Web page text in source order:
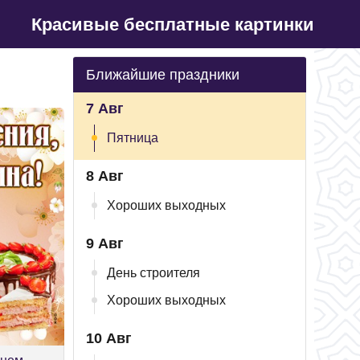
Красивые бесплатные картинки
Ближайшие праздники
7 Авг
Пятница
8 Авг
Хороших выходных
9 Авг
День строителя
Хороших выходных
10 Авг